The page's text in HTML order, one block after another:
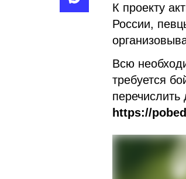
К проекту
России,
Всю
требуется
https://